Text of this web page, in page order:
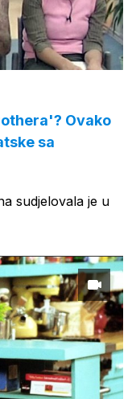
Ovako
sa
sudjelovala je u